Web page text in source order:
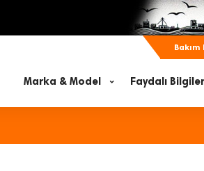
Marka & Model Faydalı Bilgiler